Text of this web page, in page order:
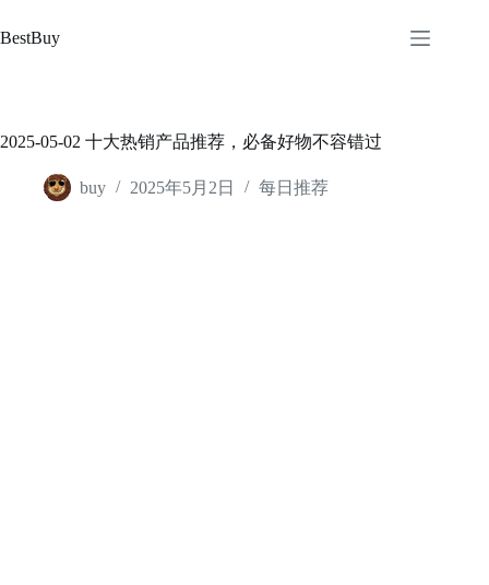
至
BestBuy
2025-05-02 十大热销产品推荐，必备好物不容错过
buy 2025年5月2日 每日推荐